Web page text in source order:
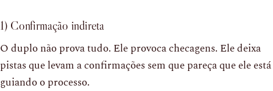
1) Confirmação indireta
O duplo não prova tudo. Ele provoca checagens. Ele deixa
pistas que levam a confirmações sem que pareça que ele está
guiando o processo.